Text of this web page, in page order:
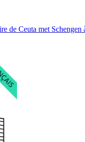
de Ceuta met Schengen